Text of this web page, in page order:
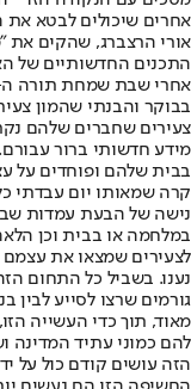
אחרים שיכולים לבטא את
התכנים החדשותיים של
בבוקר והבנתי שהמון
צעירים שחברים שלהם
מידע חדשותי ברור
בבית שלהם ופוחדים על
קרה שמאותו יום עבדתי
במלחמה או בבית וכן
לצעירים שמצאו את עצמם
גורמים שרצו לסייע לבין
מאוד, תוך כדי העשייה
להם כמוני עתיד המדינה
הזה עושים קודם כול על